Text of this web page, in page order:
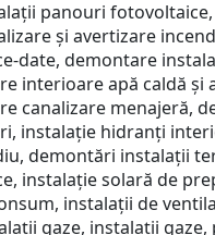
panouri
și avertizare
date, demontare
interioare apă caldă și
canalizare menajeră,
instalație hidranți
demontări instalații
instalație solară de
instalații de
gaze, instalații gaze,